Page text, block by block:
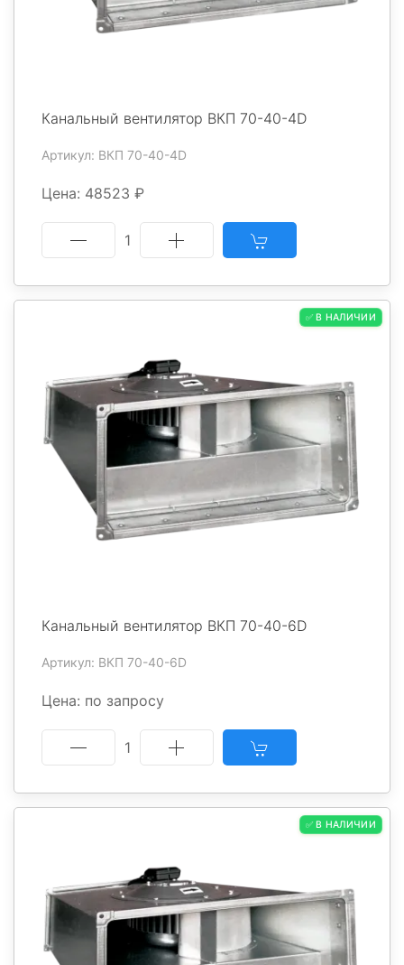
Канальный вентилятор ВКП 70-40-4D
Артикул: ВКП 70-40-4D
Цена: 48523 ₽
1
✅ В НАЛИЧИИ
Канальный вентилятор ВКП 70-40-6D
Артикул: ВКП 70-40-6D
Цена: по запросу
1
✅ В НАЛИЧИИ